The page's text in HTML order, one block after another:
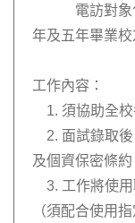
電訪對象包
年及五年畢業校
工作內容：
1. 須協助全校
2. 面試錄取後
及個資保密條約
3. 工作將使用
（須配合使用